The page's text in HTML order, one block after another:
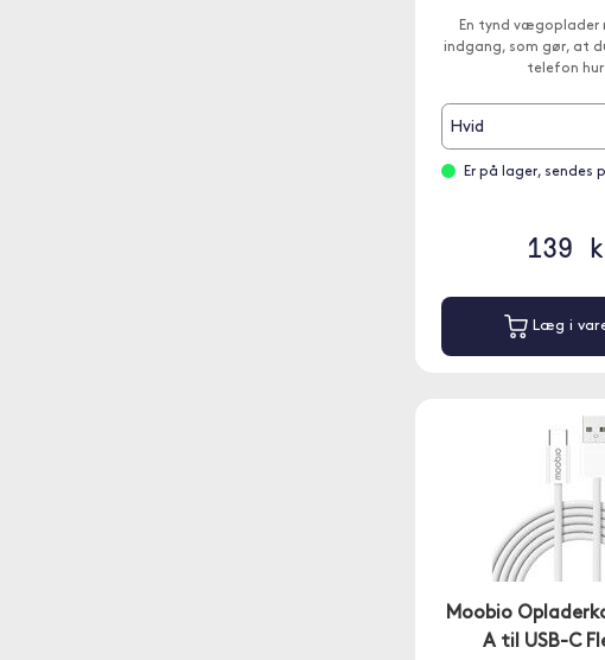
En tynd vægoplader
indgang, som gør, at
telefon
Hvid
Er på lager, sendes
139
Læg i
Moobio
A til USB-C